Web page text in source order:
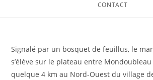
CONTACT
Signalé par un bosquet de feuillus, le
s’élève sur le plateau entre Mondoubleau
quelque 4 km au Nord-Ouest du village